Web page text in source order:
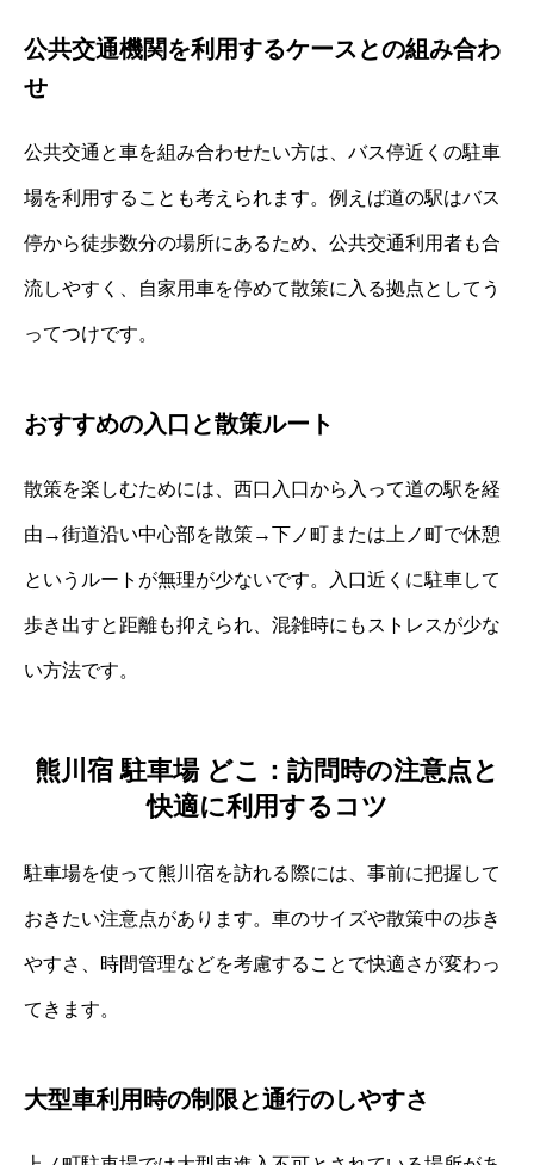
公共交通機関を利用するケースとの組み合わ
せ
公共交通と車を組み合わせたい方は、バス停近くの駐車
場を利用することも考えられます。例えば道の駅はバス
停から徒歩数分の場所にあるため、公共交通利用者も合
流しやすく、自家用車を停めて散策に入る拠点としてう
ってつけです。
おすすめの入口と散策ルート
散策を楽しむためには、西口入口から入って道の駅を経
由→街道沿い中心部を散策→下ノ町または上ノ町で休憩
というルートが無理が少ないです。入口近くに駐車して
歩き出すと距離も抑えられ、混雑時にもストレスが少な
い方法です。
熊川宿 駐車場 どこ：訪問時の注意点と
快適に利用するコツ
駐車場を使って熊川宿を訪れる際には、事前に把握して
おきたい注意点があります。車のサイズや散策中の歩き
やすさ、時間管理などを考慮することで快適さが変わっ
てきます。
大型車利用時の制限と通行のしやすさ